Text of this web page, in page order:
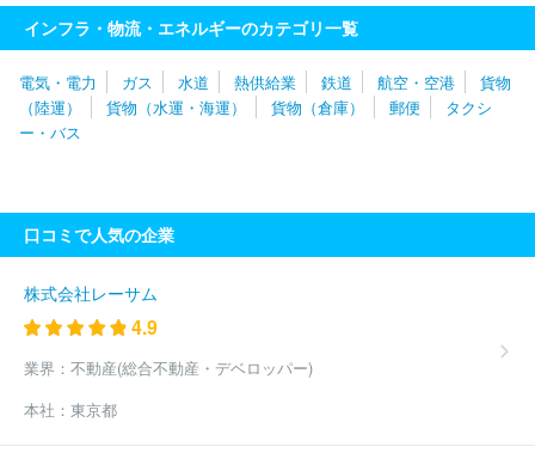
会社
株式会社エヌ・イー計測 中日本航空株式会社
株式会社日
東
株式会社かんこう 株式会社フジドリームエアラインズ
ｏｎ株式会社
株式会社こうそく 関東エアーカーゴ株式会社
東
北エアサービス株式会社
共立航空撮影株式会社
株式会社ＦＰ
Ｇ Ａｉｒ
サービス株式会社
有限会社ビショップ
日本航空株式会社
（JAL）
株式会社エイテック
株式会社
ＮＸクーリエサービス株式会社 株式会社ＪＴＣ
ヤマ
トグローバルロジスティクスジャパン株式会社
社
エクセル航空株式会社
リス
カーゴルックス・エアーラインズ・インターナショナル・エ
ス・エー
株式会社クルーズクラブ東京
ＡＮＡウイングス株式会
社メイワスカイサポート
イベックスエアラインズ株式会社
フェデラルエクスプレスコーポレ
インフラ・物流・エネルギーのカテゴリ一覧
電気・電力 ガス 水道 熱供給業 鉄道 航空・空港
貨物
（陸運）
貨物（水運・海運） 貨物（倉庫） 郵便
タクシ
ー・バス
口コミで人気の企業
株式会社レーサム
4.9
業界： 不動産(総合不動産・デベロッパー)
本社： 東京都